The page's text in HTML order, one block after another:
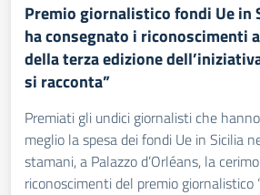
Premio giornalistico fondi Ue in
ha consegnato i riconoscimenti
della terza edizione
si racconta”
Premiati gli undici giornalisti che
meglio la spesa dei fondi Ue in Sicilia
stamani, a Palazzo d’Orléans, la
riconoscimenti del premio giornalistico